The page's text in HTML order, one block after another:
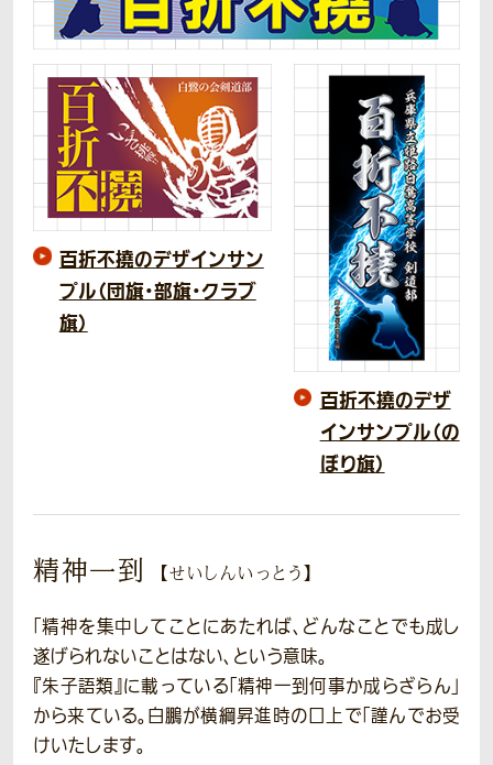
百折不撓のデザインサン
プル（団旗・部旗・クラブ
旗）
百折不撓のデザ
インサンプル（の
ぼり旗）
精神一到 【せいしんいっとう】
「精神を集中してことにあたれば、どんなことでも成し
遂げられないことはない、という意味。
『朱子語類』に載っている「精神一到何事か成らざらん」
から来ている。白鵬が横綱昇進時の口上で「謹んでお受
けいたします。